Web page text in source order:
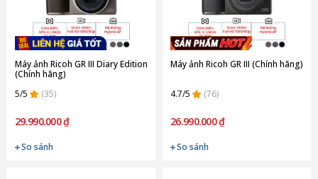
Máy ảnh Ricoh GR III Diary Edition
(Chính hãng)
5/5
(35)
29.990.000 ₫
So sánh
Máy ảnh Ricoh GR III (Chính hãng)
4.7/5 (76)
26.990.000 ₫
So sánh